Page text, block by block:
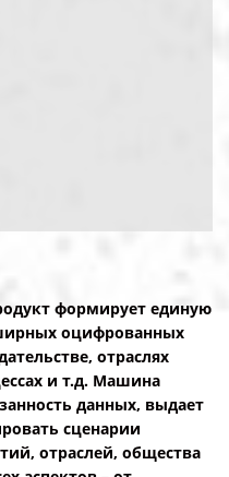
формирует единую
оцифрованных
отраслях
и т.д. Машина
данных, выдает
сценарии
отраслей, общества